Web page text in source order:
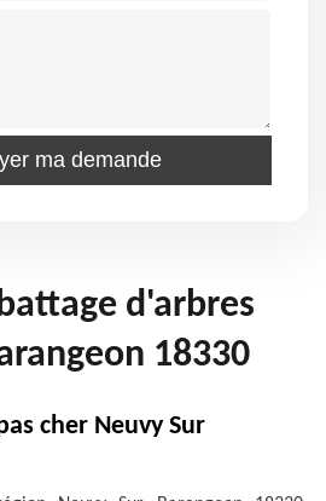
d'arbres
18330
cher Neuvy Sur